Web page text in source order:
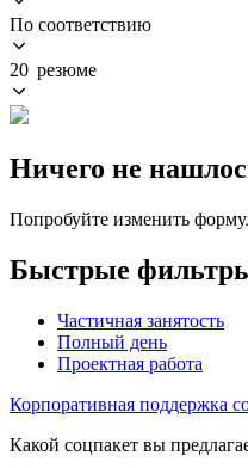
По соответствию
20 резюме
Ничего не
Попробуйте изменить
Быстрые
Частичная занятость
Полный день
Проектная работа
Корпоративная поддержка
Какой соцпакет вы